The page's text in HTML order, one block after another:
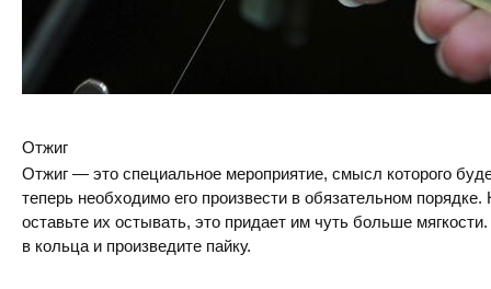
Отжиг
Отжиг — это специальное мероприятие, смысл которого
теперь необходимо его произвести в обязательном порядке.
оставьте их остывать, это придает им чуть больше
в кольца и произведите пайку.